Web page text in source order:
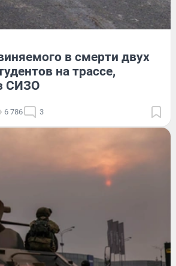
в смерти двух
на трассе,
СИЗО
6 786 3